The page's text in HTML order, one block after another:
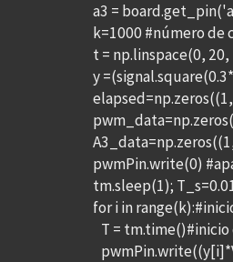
a3 =
k=1000 #número de
t = np.linspace(0,
y
pwmPin.write(0)
tm.sleep(1);
for i in
T =